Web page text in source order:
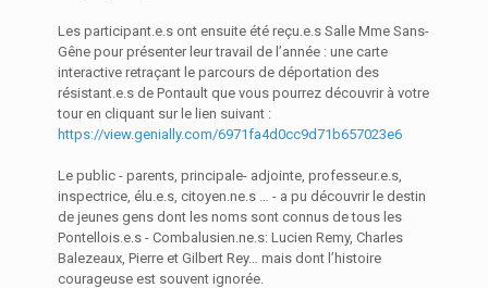
Les participant.e.s ont ensuite été reçu.e.s Salle Mme Sans-
Gêne pour présenter leur travail de l’année : une carte
interactive retraçant le parcours de déportation des
résistant.e.s de Pontault que vous pourrez découvrir à votre
tour en cliquant sur le lien suivant :
https://view.genially.com/6971fa4d0cc9d71b657023e6
Le public - parents, principale- adjointe, professeur.e.s,
inspectrice, élu.e.s, citoyen.ne.s … - a pu découvrir le destin
de jeunes gens dont les noms sont connus de tous les
Pontellois.e.s - Combalusien.ne.s: Lucien Remy, Charles
Balezeaux, Pierre et Gilbert Rey… mais dont l’histoire
courageuse est souvent ignorée.